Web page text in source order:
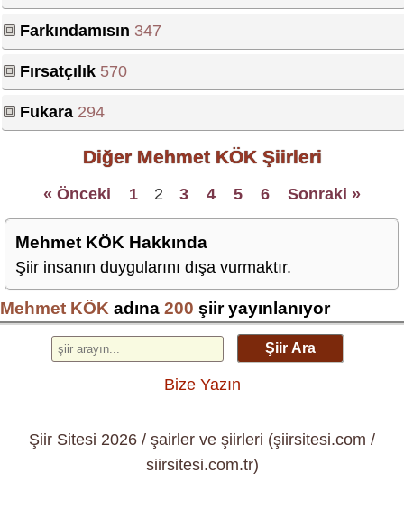
Farkındamısın 347
Fırsatçılık 570
Fukara 294
Diğer Mehmet KÖK Şiirleri
« Önceki 1 2 3 4 5 6 Sonraki »
Mehmet KÖK Hakkında
Şiir insanın duygularını dışa vurmaktır.
Mehmet KÖK adına 200 şiir yayınlanıyor
Şiir Ara
Bize Yazın
Şiir Sitesi 2026 / şairler ve şiirleri (şiirsitesi.com /
siirsitesi.com.tr)